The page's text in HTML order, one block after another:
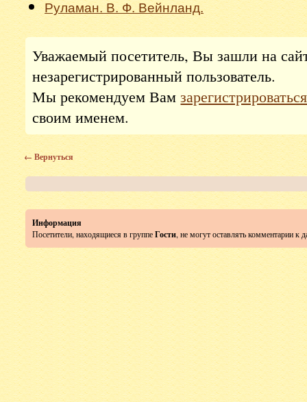
Руламан. В. Ф. Вейнланд.
Уважаемый посетитель, Вы зашли на
незарегистрированный пользователь.
Мы рекомендуем Вамзарегистрироваться
своим именем.
← Вернуться
Информация
Посетители, находящиеся в группеГости, не могут оставлять комментарии к